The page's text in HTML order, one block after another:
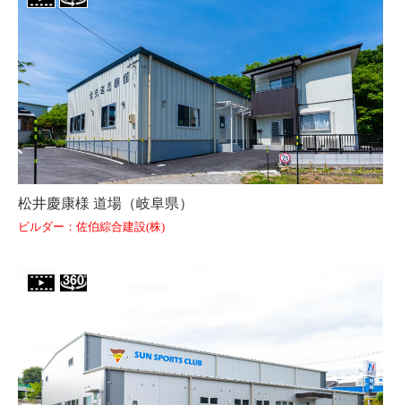
松井慶康様 道場（岐阜県）
ビルダー：佐伯綜合建設(株)